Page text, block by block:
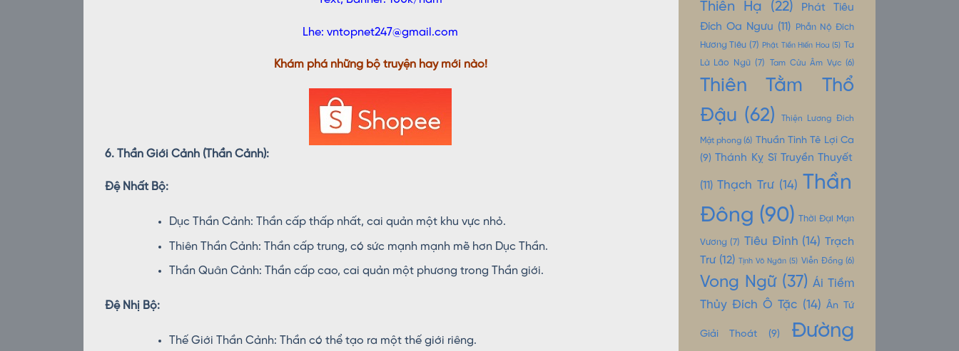
Lhe: vntopnet247@gmail.com
Khám phá những bộ truyện hay mới nào!
6. Thần Giới Cảnh (Thần Cảnh):
Đệ Nhất Bộ:
Dục Thần Cảnh: Thần cấp thấp nhất, cai quản một khu vực nhỏ.
Thiên Thần Cảnh: Thần cấp trung, có sức mạnh mạnh mẽ hơn Dục Thần.
Thần Quân Cảnh: Thần cấp cao, cai quản một phương trong Thần giới.
Đệ Nhị Bộ:
Thế Giới Thần Cảnh: Thần có thể tạo ra một thế giới riêng.
Thiên Hạ (22)
Phát Tiêu
Đích Oa Ngưu (11)
Phẫn Nộ Đích
Hương Tiêu (7) Phật Tiền Hiến Hoa (5) Ta
Là Lão Ngũ (7) Tam Cửu Âm Vực (6)
Thiên Tằm Thổ
Đậu (62) Thiện Lương Đích
Mật phong(6) Thuần Tình Tê Lợi Ca
(9) Thánh Kỵ Sĩ Truyền Thuyết
(11) Thạch Trư (14) Thần
Đông (90) Thời Đại Mạn
Vương (7) Tiêu Đỉnh (14) Trạch
Trư(12) Tịnh Vô Ngân(5) Viễn Đồng(6)
Vong Ngữ(37) Ái Tiềm
Thủy Đích Ô Tặc (14) Ân Tứ
Giải Thoát (9)
Đường